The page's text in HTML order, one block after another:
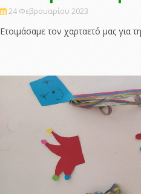
24 Φεβρουαρίου 2023
Ετοιμάσαμε τον χαρταετό μας για